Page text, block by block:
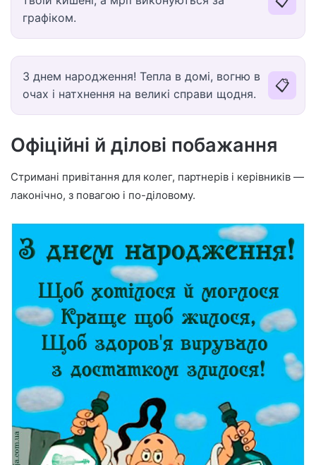
графіком.
З днем народження! Тепла в домі, вогню в
очах і натхнення на великі справи щодня.
📋
Офіційні й ділові побажання
Стримані привітання для колег, партнерів і керівників —
лаконічно, з повагою і по-діловому.